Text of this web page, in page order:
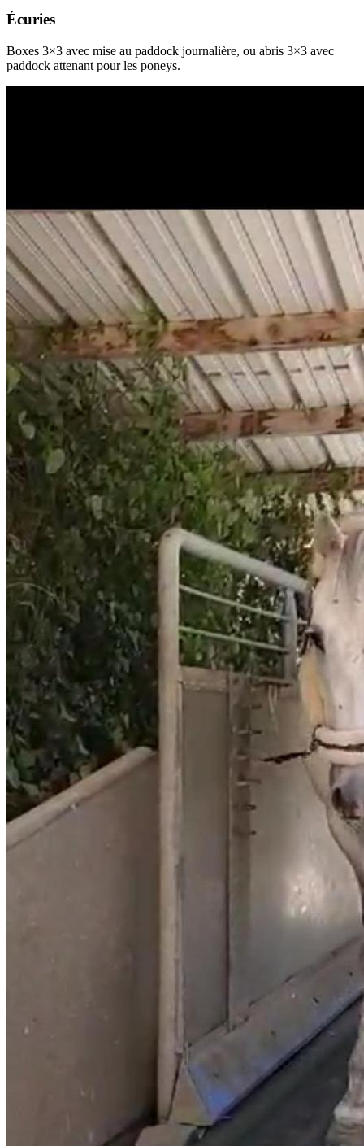
Écuries
Boxes 3×3 avec mise au paddock journalière, ou abris 3×3 avec
paddock attenant pour les poneys.